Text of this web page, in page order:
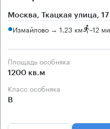
Москва, Ткацкая улица,
Измайлово → 1.23 км ~12
Площадь особняка
1200 кв.м
Класс особняка
B